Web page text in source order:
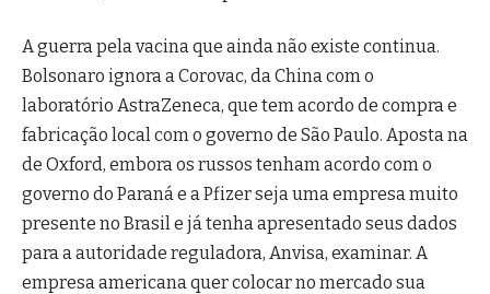
A guerra pela vacina que ainda não existe continua.
Bolsonaro ignora a Corovac, da China com o
laboratório AstraZeneca, que tem acordo de compra e
fabricação local com o governo de São Paulo. Aposta na
de Oxford, embora os russos tenham acordo com o
governo do Paraná e a Pfizer seja uma empresa muito
presente no Brasil e já tenha apresentado seus dados
para a autoridade reguladora, Anvisa, examinar. A
empresa americana quer colocar no mercado sua